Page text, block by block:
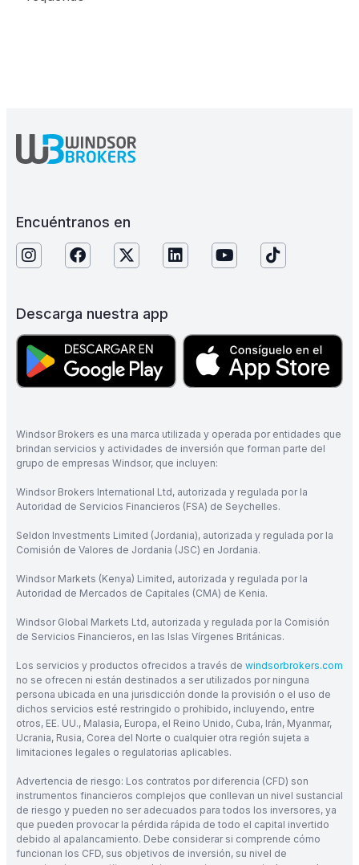
Encuéntranos en
Descarga nuestra app
Windsor Brokers es una marca utilizada y operada por entidades que
brindan servicios y actividades de inversión que forman parte del
grupo de empresas Windsor, que incluyen:
Windsor Brokers International Ltd, autorizada y regulada por la
Autoridad de Servicios Financieros (FSA) de Seychelles.
Seldon Investments Limited (Jordania), autorizada y regulada por la
Comisión de Valores de Jordania (JSC) en Jordania.
Windsor Markets (Kenya) Limited, autorizada y regulada por la
Autoridad de Mercados de Capitales (CMA) de Kenia.
Windsor Global Markets Ltd, autorizada y regulada por la Comisión
de Servicios Financieros, en las Islas Vírgenes Británicas.
Los servicios y productos ofrecidos a través de windsorbrokers.com
no se ofrecen ni están destinados a ser utilizados por ninguna
persona ubicada en una jurisdicción donde la provisión o el uso de
dichos servicios esté restringido o prohibido, incluyendo, entre
otros, EE. UU., Malasia, Europa, el Reino Unido, Cuba, Irán, Myanmar,
Ucrania, Rusia, Corea del Norte o cualquier otra región sujeta a
limitaciones legales o regulatorias aplicables.
Advertencia de riesgo: Los contratos por diferencia (CFD) son
instrumentos financieros complejos que conllevan un nivel sustancial
de riesgo y pueden no ser adecuados para todos los inversores, ya
que pueden provocar la pérdida rápida de todo el capital invertido
debido al apalancamiento. Debe considerar si comprende cómo
funcionan los CFD, sus objetivos de inversión, su nivel de